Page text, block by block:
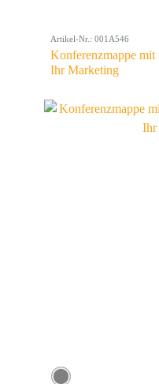
Artikel-Nr.: 001A546
Konferenzmappe
Ihr Marketing